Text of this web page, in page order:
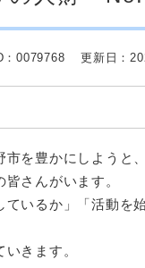
：0079768 更新日：
市を豊かにしようと
さんがいます。
ているか」「活動を
きます。